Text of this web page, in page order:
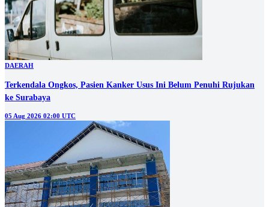
DAERAH
Terkendala Ongkos, Pasien Kanker Usus Ini Belum Penuhi Rujukan
ke Surabaya
05 Aug 2026 02:00 UTC